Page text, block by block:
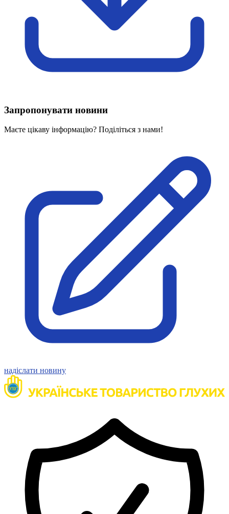
Харківська область
Херсонська область
Хмельницька область
Вивчаємо жестову мову
Дитяча сторінка
Новини про жестову мову
Проєкт "Жестова мова для поліцейських"
На допомогу військовим
Медична термінологія жестовою мовою
Нормативна база УТОГ
Конвенція ООН
Законодавство
Декларації
Документи ВФГ
Міжнародні документи
Запропонувати новини
Маєте цікаву інформацію? Поділіться з нами!
надіслати новину